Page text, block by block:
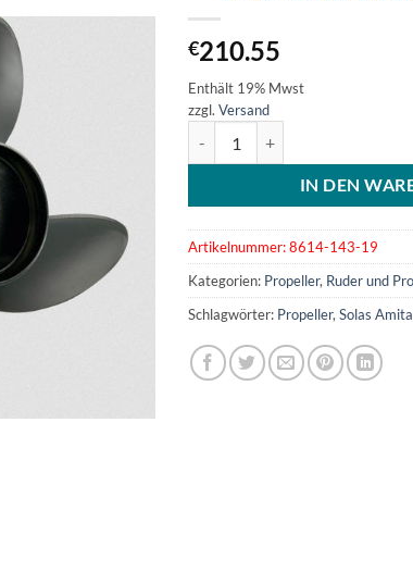
Auf die
€210.55
Enthält 19% Mwst
zzgl.Versand
IN DEN
Artikelnummer:8614-143-19
Kategorien: Propeller, Ruder und
Schlagwörter: Propeller,Solas